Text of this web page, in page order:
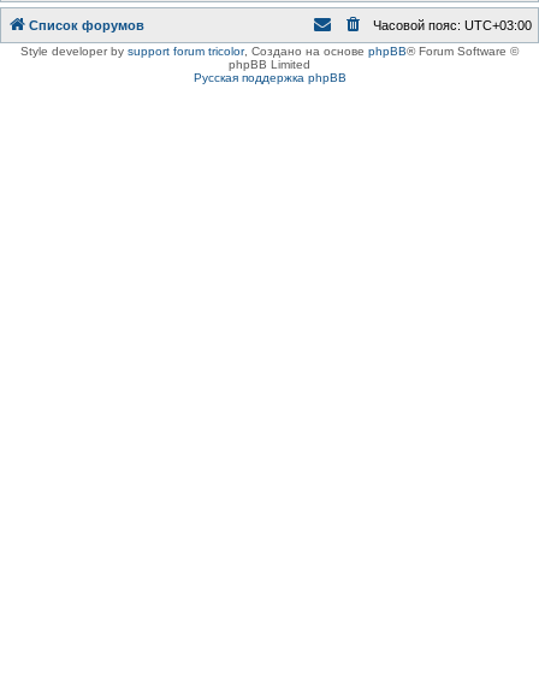
Список форумов Часовой пояс: UTC+03:00
Style developer by support forum tricolor, Создано на основе phpBB® Forum Software ©
phpBB Limited
Русская поддержка phpBB